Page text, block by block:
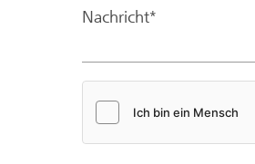
Nachricht*